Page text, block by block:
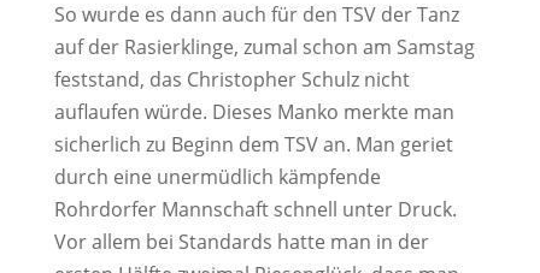
So wurde es dann auch für den TSV der Tanz
auf der Rasierklinge, zumal schon am Samstag
feststand, das Christopher Schulz nicht
auflaufen würde. Dieses Manko merkte man
sicherlich zu Beginn dem TSV an. Man geriet
durch eine unermüdlich kämpfende
Rohrdorfer Mannschaft schnell unter Druck.
Vor allem bei Standards hatte man in der